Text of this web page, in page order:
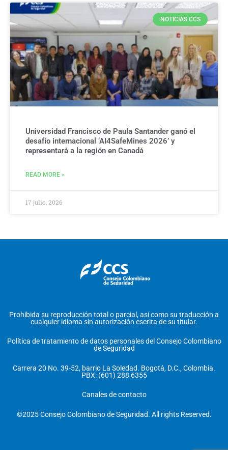
NOTICIAS CCS
Universidad Francisco de Paula Santander ganó el
desafío internacional ‘AI4SafeMines 2026’ y
representará a la región en Canadá
READ MORE »
17 julio, 2026
Prohibida su reproducción total o parcial, así como su traducción a
cualquier idioma sin autorización escrita de su titular.
Política de tratamiento de datos personales del Consejo Colombiano
de Seguridad
Carrera 20 No. 39-52, barrio La Soledad. Bogotá, D.C., Colombia.
PBX: (601) 288 6355
Canales de contacto
©2025 Consejo Colombiano de Seguridad. All rights Reserved.